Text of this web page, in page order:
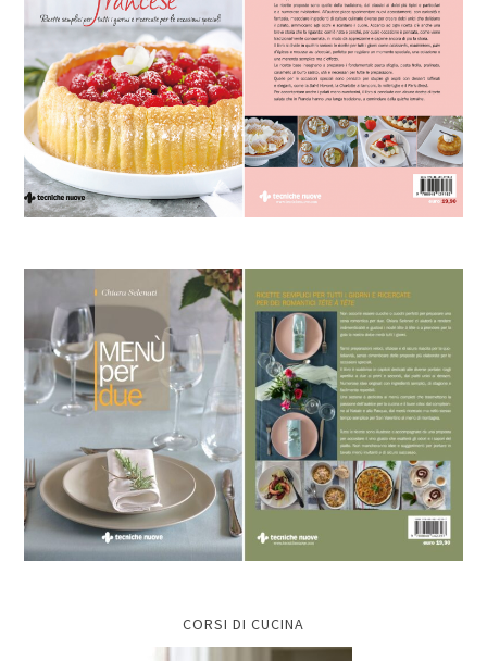
CORSI DI CUCINA